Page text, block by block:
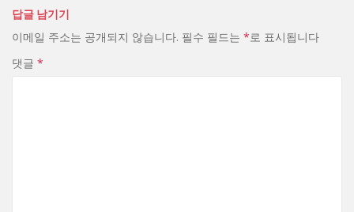
답글 남기기
이메일 주소는 공개되지 않습니다. 필수 필드는 *로 표시됩니다
댓글 *